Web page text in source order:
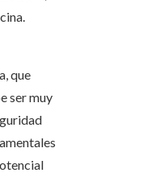
que
ser muy